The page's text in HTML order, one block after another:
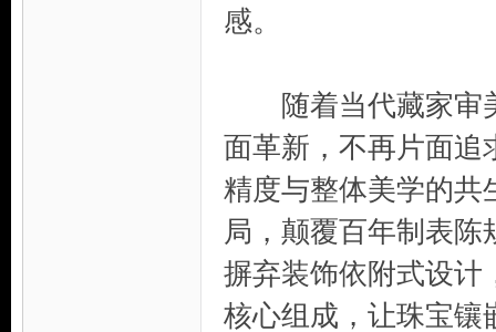
感。
随着当代藏家审美
面革新，不再片面追
精度与整体美学的共
局，颠覆百年制表
摒弃装饰依附式设计
核心组成，让珠宝镶